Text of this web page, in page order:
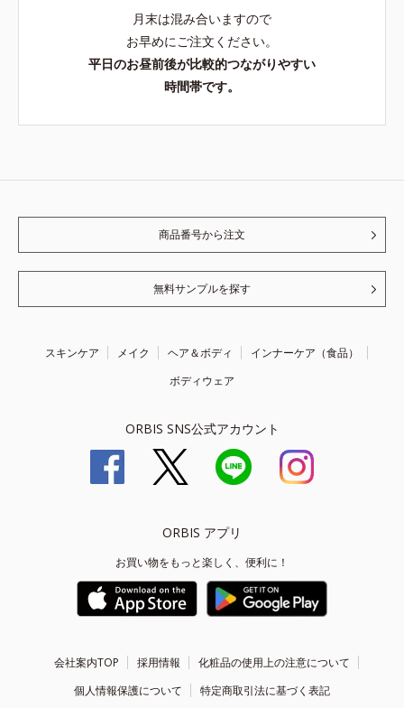
月末は混み合いますので
お早めにご注文ください。
平日のお昼前後が比較的つながりやすい
時間帯です。
商品番号から注文
無料サンプルを探す
スキンケア メイク ヘア＆ボディ
インナーケア（食品）
ボディウェア
ORBIS SNS公式アカウント
ORBIS アプリ
お買い物をもっと楽しく、便利に！
会社案内TOP 採用情報
化粧品の使用上の注意について
個人情報保護について
特定商取引法に基づく表記